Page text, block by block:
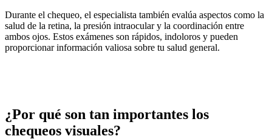
Durante el chequeo, el especialista también evalúa aspectos como la
salud de la retina, la presión intraocular y la coordinación entre
ambos ojos. Estos exámenes son rápidos, indoloros y pueden
proporcionar información valiosa sobre tu salud general.
¿Por qué son tan importantes los
chequeos visuales?